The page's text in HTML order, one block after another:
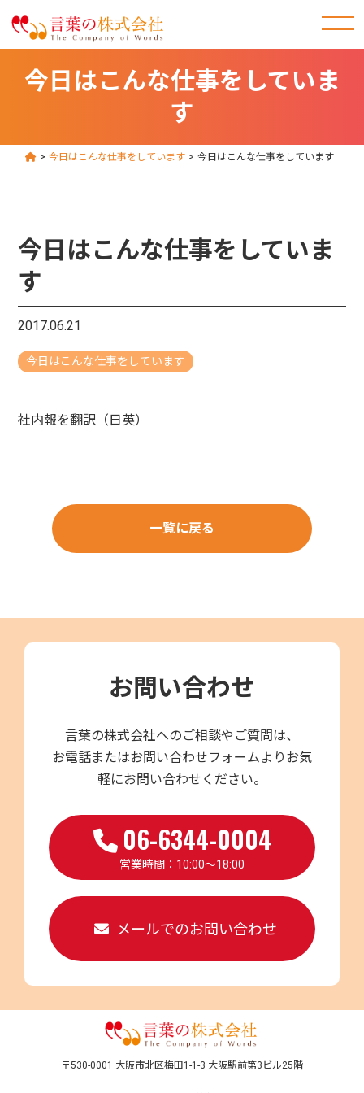
今日はこんな仕事をしていま
す
> 今日はこんな仕事をしています > 今日はこんな仕事をしています
今日はこんな仕事をしていま
す
2017.06.21
今日はこんな仕事をしています
社内報を翻訳（日英）
一覧に戻る
お問い合わせ
言葉の株式会社へのご相談やご質問は、
お電話またはお問い合わせフォームよりお気
軽にお問い合わせください。
06-6344-0004
営業時間：10:00～18:00
メールでのお問い合わせ
〒530-0001 大阪市北区梅田1-1-3 大阪駅前第3ビル25階